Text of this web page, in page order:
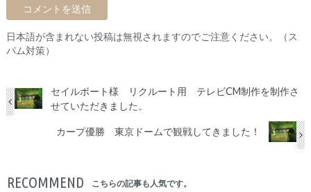
日本語が含まれない投稿は無視されますのでご注意ください。（ス
パム対策）
セイルボート様 リクルート用 テレビCM制作を制作さ
せていただきました。
カープ優勝 東京ドームで観戦してきました！
RECOMMEND こちらの記事も人気です。